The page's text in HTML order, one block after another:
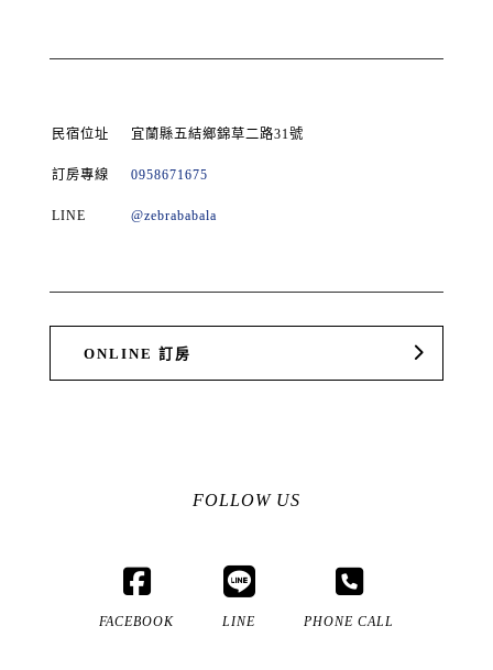
民宿位址 宜蘭縣五結鄉錦草二路31號
訂房專線 0958671675
LINE @zebrababala
ONLINE 訂房
FOLLOW US
FACEBOOK LINE PHONE CALL